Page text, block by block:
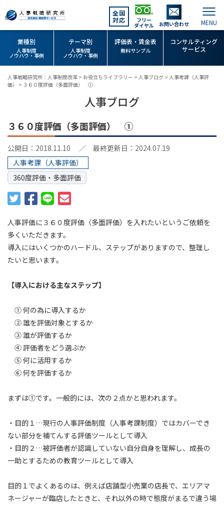
全国
対応
フリー
ダイヤル お問い合わせ
業種別
人事制度
ノウハウ・事例
テーマ別
人事制度
ノウハウ・事例
評価表・賃金表
無料サンプル
コンサルティング
サービス
人事戦略研究所：人事制度改革 > お役立ちライブラリー > 人事ブログ > 人事考課（人事評
価）
> ３６０度評価（多面評価） ①
人事ブログ
３６０度評価（多面評価） ①
公開日：2018.11.10
／ 最終更新日：2024.07.19
人事考課（人事評価）
360度評価・多面評価
人事評価に３６０度評価（多面評価）を入れたいというご依頼を
多くいただきます。
導入にはいくつかのハードル、ステップがありますので、整理し
たいと思います。
【導入における主なステップ】
① 何の為に導入するか
② 誰を評価対象とするか
③ 誰が評価するか
④ 評価者をどう選ぶか
⑤ 何に活用するか
⑥ 何を評価するか
まずは①です。一般的には、次の２点かと思われます。
・目的１…現行の人事評価制度（人事考課制度）ではカバーでき
ない部分を補てんする評価ツールとして導入
・目的２…被評価者が認識していない自分自身を理解し、成長の
一助とするための教育ツールとして導入
目的１でよくあるのは、例えば店舗型小売業の店長で、エリアマ
ネージャーが臨店したときと、それ以外の時で態度がまるで違う場